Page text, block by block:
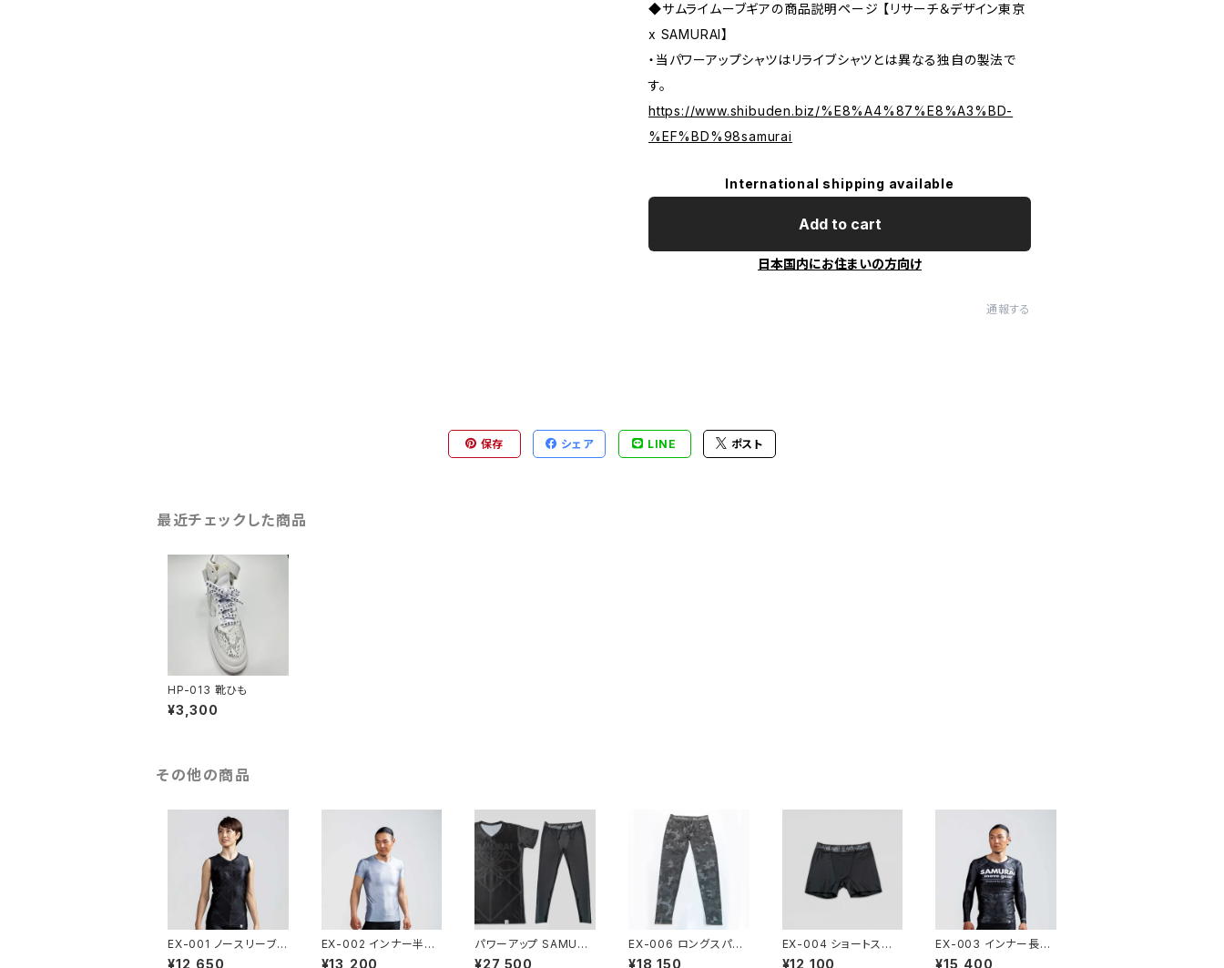
◆サムライムーブギアの商品説明ページ 【リサーチ＆デザイン東京
x SAMURAI】
・当パワーアップシャツはリライブシャツとは異なる独自の製法で
す。
https://www.shibuden.biz/%E8%A4%87%E8%A3%BD-
%EF%BD%98samurai
International shipping available
Add to cart
日本国内にお住まいの方向け
通報する
保存 シェア LINE ポスト
最近チェックした商品
HP-013 靴ひも
¥3,300
その他の商品
EX-001 ノースリーブイ
ンナーシャツ (120-XX
¥12,650
EX-002 インナー半袖
シャツ (120-XXL) 体幹
¥13,200
パワーアップ SAMURA
I半袖セットアップ（4L～
¥27,500
EX-006 ロングスパッ
ツ ダークグレーカモ(X
¥18,150
EX-004 ショートスパッ
ツ (120-XXL) 体幹を
¥12,100
EX-003 インナー長袖
シャツ (120-XXL) 体幹
¥15,400